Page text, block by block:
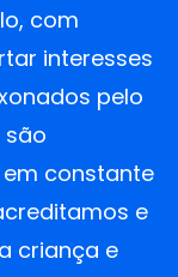
com
interesses
pelo
são
constante
e
criança e